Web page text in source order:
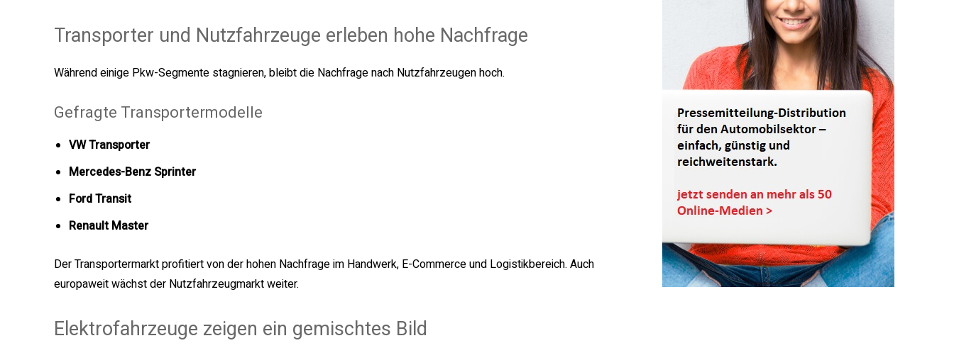
Transporter und Nutzfahrzeuge erleben hohe Nachfrage
Während einige Pkw-Segmente stagnieren, bleibt die Nachfrage nach Nutzfahrzeugen hoch.
Gefragte Transportermodelle
VW Transporter
Mercedes-Benz Sprinter
Ford Transit
Renault Master
Der Transportermarkt profitiert von der hohen Nachfrage im Handwerk, E-Commerce und Logistikbereich. Auch
europaweit wächst der Nutzfahrzeugmarkt weiter.
Elektrofahrzeuge zeigen ein gemischtes Bild